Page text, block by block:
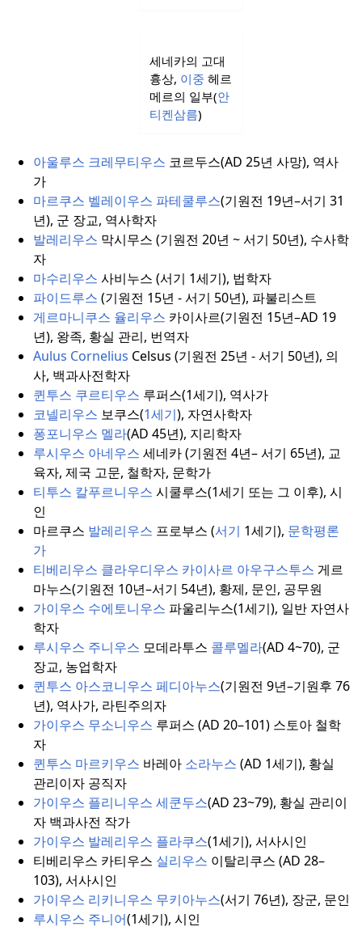
세네카의 고대
흉상, 이중 헤르
메르의 일부(안
티켄삼름)
아울루스 크레무티우스 코르두스(AD 25년 사망), 역사
가
마르쿠스 벨레이우스 파테쿨루스(기원전 19년–서기 31
년), 군 장교, 역사학자
발레리우스 막시무스 (기원전 20년 ~ 서기 50년), 수사학
자
마수리우스 사비누스 (서기 1세기), 법학자
파이드루스 (기원전 15년 - 서기 50년), 파불리스트
게르마니쿠스 율리우스 카이사르(기원전 15년–AD 19
년), 왕족, 황실 관리, 번역자
Aulus Cornelius Celsus (기원전 25년 - 서기 50년), 의
사, 백과사전학자
퀸투스 쿠르티우스 루퍼스(1세기), 역사가
코넬리우스 보쿠스(1세기), 자연사학자
퐁포니우스 멜라(AD 45년), 지리학자
루시우스 아네우스 세네카 (기원전 4년– 서기 65년), 교
육자, 제국 고문, 철학자, 문학가
티투스 칼푸르니우스 시쿨루스(1세기 또는 그 이후), 시
인
마르쿠스 발레리우스 프로부스 (서기 1세기), 문학평론
가
티베리우스 클라우디우스 카이사르 아우구스투스 게르
마누스(기원전 10년–서기 54년), 황제, 문인, 공무원
가이우스 수에토니우스 파울리누스(1세기), 일반 자연사
학자
루시우스 주니우스 모데라투스 콜루멜라(AD 4~70), 군
장교, 농업학자
퀸투스 아스코니우스 페디아누스(기원전 9년–기원후 76
년), 역사가, 라틴주의자
가이우스 무소니우스 루퍼스 (AD 20–101) 스토아 철학
자
퀸투스 마르키우스 바레아 소라누스 (AD 1세기), 황실
관리이자 공직자
가이우스 플리니우스 세쿤두스(AD 23~79), 황실 관리이
자 백과사전 작가
가이우스 발레리우스 플라쿠스(1세기), 서사시인
티베리우스 카티우스 실리우스 이탈리쿠스 (AD 28–
103), 서사시인
가이우스 리키니우스 무키아누스(서기 76년), 장군, 문인
루시우스 주니어(1세기), 시인